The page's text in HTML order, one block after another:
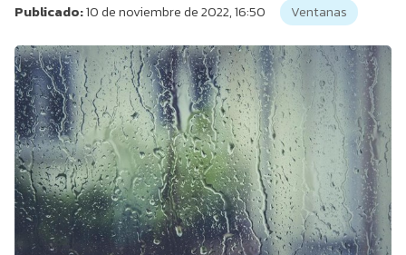
Publicado:10 de noviembre de 2022, 16:50 Ventanas